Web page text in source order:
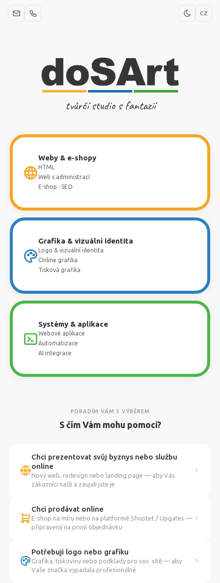
CZ
tvůrčí studio s fantazií
Weby & e-shopy
HTML
Web s administrací
E-shop · SEO
Grafika & vizuální identita
Logo & vizuální identita
Online grafika
Tisková grafika
Systémy & aplikace
Webové aplikace
Automatizace
AI integrace
PORADÍM VÁM S VÝBĚREM
S čím Vám mohu pomoci?
Chci prezentovat svůj byznys nebo službu
online
Nový web, redesign nebo landing page — aby Vás
zákazníci našli a zaujali jste je
Chci prodávat online
E-shop na míru nebo na platformě Shoptet / Upgates —
připravený na první objednávku
Potřebuji logo nebo grafiku
Grafika, tiskoviny nebo podklady pro soc. sítě — aby
Vaše značka vypadala profesionálně